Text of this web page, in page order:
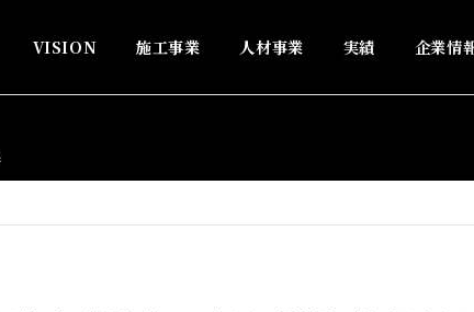
VISION 施工事業 人材事業 実績 企業情